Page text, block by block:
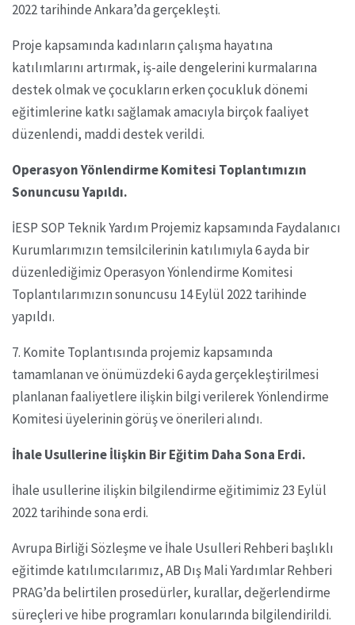
2022 tarihinde Ankara’da gerçekleşti.
Proje kapsamında kadınların çalışma hayatına
katılımlarını artırmak, iş-aile dengelerini kurmalarına
destek olmak ve çocukların erken çocukluk dönemi
eğitimlerine katkı sağlamak amacıyla birçok faaliyet
düzenlendi, maddi destek verildi.
Operasyon Yönlendirme Komitesi Toplantımızın
Sonuncusu Yapıldı.
İESP SOP Teknik Yardım Projemiz kapsamında Faydalanıcı
Kurumlarımızın temsilcilerinin katılımıyla 6 ayda bir
düzenlediğimiz Operasyon Yönlendirme Komitesi
Toplantılarımızın sonuncusu 14 Eylül 2022 tarihinde
yapıldı.
7. Komite Toplantısında projemiz kapsamında
tamamlanan ve önümüzdeki 6 ayda gerçekleştirilmesi
planlanan faaliyetlere ilişkin bilgi verilerek Yönlendirme
Komitesi üyelerinin görüş ve önerileri alındı.
İhale Usullerine İlişkin Bir Eğitim Daha Sona Erdi.
İhale usullerine ilişkin bilgilendirme eğitimimiz 23 Eylül
2022 tarihinde sona erdi.
Avrupa Birliği Sözleşme ve İhale Usulleri Rehberi başlıklı
eğitimde katılımcılarımız, AB Dış Mali Yardımlar Rehberi
PRAG’da belirtilen prosedürler, kurallar, değerlendirme
süreçleri ve hibe programları konularında bilgilendirildi.